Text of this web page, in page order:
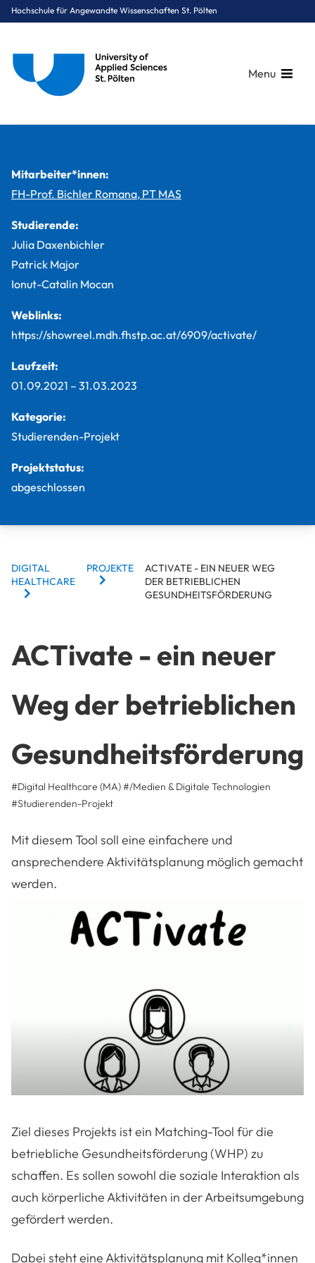
Hochschule für Angewandte Wissenschaften St. Pölten
Menu
Mitarbeiter*innen:
FH-Prof. Bichler Romana, PT MAS
Studierende:
Julia Daxenbichler
Patrick Major
Ionut-Catalin Mocan
Weblinks:
https://showreel.mdh.fhstp.ac.at/6909/activate/
Laufzeit:
01.09.2021 – 31.03.2023
Kategorie:
Studierenden-Projekt
Projektstatus:
abgeschlossen
BREADCRUMBS
DIGITAL
HEALTHCARE
PROJEKTE
ACTIVATE - EIN NEUER WEG
DER BETRIEBLICHEN
GESUNDHEITSFÖRDERUNG
ACTivate - ein neuer
Weg der betrieblichen
Gesundheitsförderung
#Digital Healthcare (MA)#/Medien & Digitale Technologien
#Studierenden-Projekt
Mit diesem Tool soll eine einfachere und
ansprechendere Aktivitätsplanung möglich gemacht
werden.
Ziel dieses Projekts ist ein Matching-Tool für die
betriebliche Gesundheitsförderung (WHP) zu
schaffen. Es sollen sowohl die soziale Interaktion als
auch körperliche Aktivitäten in der Arbeitsumgebung
gefördert werden.
Dabei steht eine Aktivitätsplanung mit Kolleg*innen